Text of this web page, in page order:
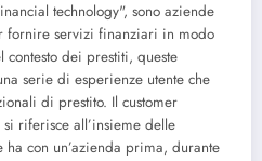
technology", sono aziende
fornire servizi finanziari in modo
dei prestiti, queste
serie di esperienze utente che
di prestito. Il customer
riferisce all’insieme delle
ha con un’azienda prima, durante